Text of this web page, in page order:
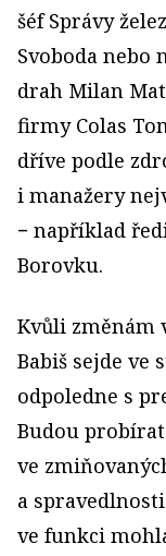
šéf Správy
Svoboda nebo
drah Milan
firmy Colas
dříve podle
i manažery
− například
Borovku.
Kvůli změnám
Babiš sejde ve
odpoledne s
Budou
ve
a
ve funkci